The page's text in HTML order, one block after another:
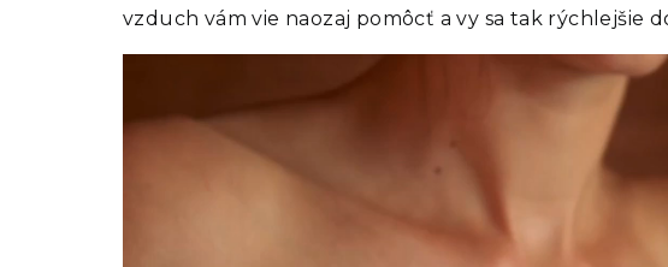
vzduch vám vie naozaj pomôcť a vy sa tak rýchlejšie